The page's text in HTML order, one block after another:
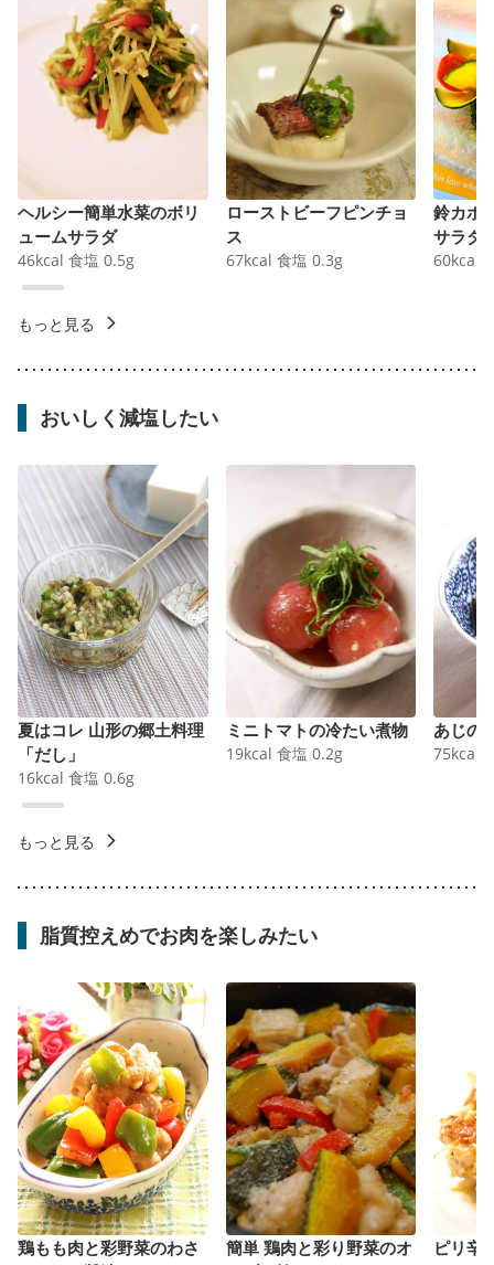
ヘルシー簡単水菜のボリ
ュームサラダ
46kcal 食塩 0.5g
ローストビーフピンチョ
ス
67kcal 食塩 0.3g
鈴カボ
サラダ
60kcal
もっと見る
おいしく減塩したい
夏はコレ 山形の郷土料理
「だし」
16kcal 食塩 0.6g
ミニトマトの冷たい煮物
19kcal 食塩 0.2g
あじの
75kcal
もっと見る
脂質控えめでお肉を楽しみたい
鶏もも肉と彩野菜のわさ
簡単 鶏肉と彩り野菜のオ
ピリ辛